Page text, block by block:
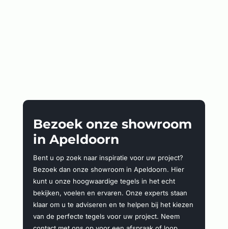
Bezoek onze showroom
in Apeldoorn
Bent u op zoek naar inspiratie voor uw project?
Bezoek dan onze showroom in Apeldoorn. Hier
kunt u onze hoogwaardige tegels in het echt
bekijken, voelen en ervaren. Onze experts staan
klaar om u te adviseren en te helpen bij het kiezen
van de perfecte tegels voor uw project. Neem